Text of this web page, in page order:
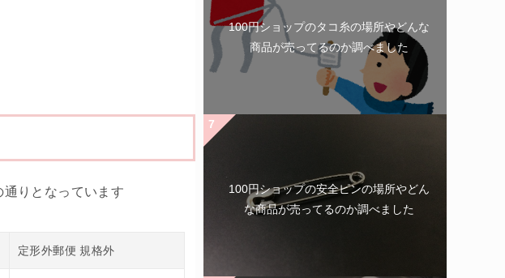
りとなっています
定形外郵便 規格外
100円ショップのタコ糸の場所やどんな
商品が売ってるのか調べました
100円ショップの安全ピンの場所やどん
な商品が売ってるのか調べました